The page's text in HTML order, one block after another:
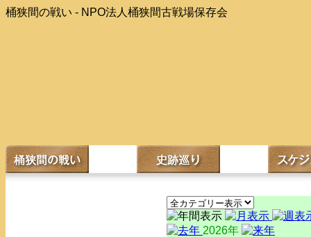
桶狭間の戦い - NPO法人桶狭間古戦場保存会
2026年